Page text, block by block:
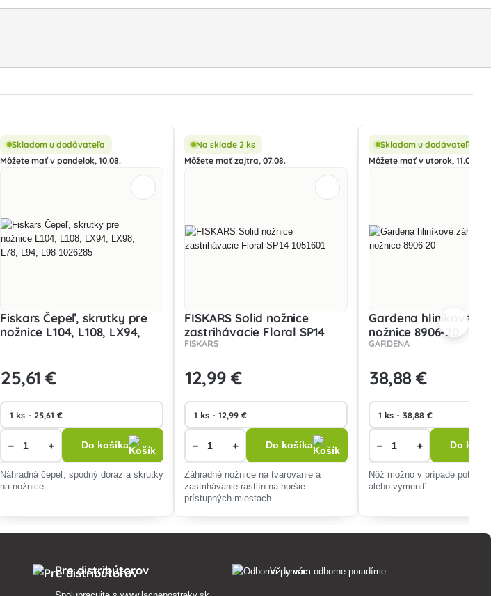
Skladom u dodávateľa
Môžete mať v pondelok, 10.08.
Fiskars Čepeľ, skrutky pre
nožnice L104, L108, LX94,
25,61 €
− + Do košíka
Náhradná čepeľ, spodný doraz a skrutky
na nožnice.
Na sklade 2 ks
Môžete mať zajtra, 07.08.
FISKARS Solid nožnice
zastrihávacie Floral SP14
1051601
FISKARS
12,99 €
− + Do košíka
Záhradné nožnice na tvarovanie a
zastrihávanie rastlín na horšie
prístupných miestach.
Skladom u dodávateľa
Môžete mať v utorok, 11.08.
Gardena hliníkové
nožnice 8906-20
GARDENA
38,88 €
− + Do košíka
Nôž možno v prípade potreby
alebo vymeniť.
Pre distribútorov Vždy vám odborne poradíme